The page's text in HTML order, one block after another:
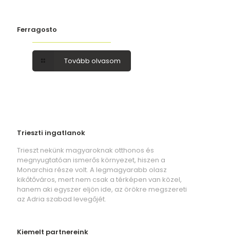
Ferragosto
Tovább olvasom
Trieszti ingatlanok
Trieszt nekünk magyaroknak otthonos és
megnyugtatóan ismerős környezet, hiszen a
Monarchia része volt. A legmagyarabb olasz
kikőtőváros, mert nem csak a térképen van közel,
hanem aki egyszer eljön ide, az örökre megszereti
az Adria szabad levegőjét.
Kiemelt partnereink